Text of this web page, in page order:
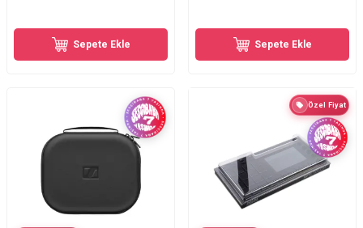
Sepete Ekle Sepete Ekle
Özel Fiyat